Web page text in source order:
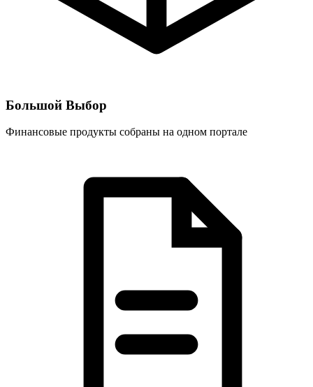
Большой Выбор
Финансовые продукты собраны на одном портале